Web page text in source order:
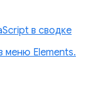
в сводке
меню Elements.